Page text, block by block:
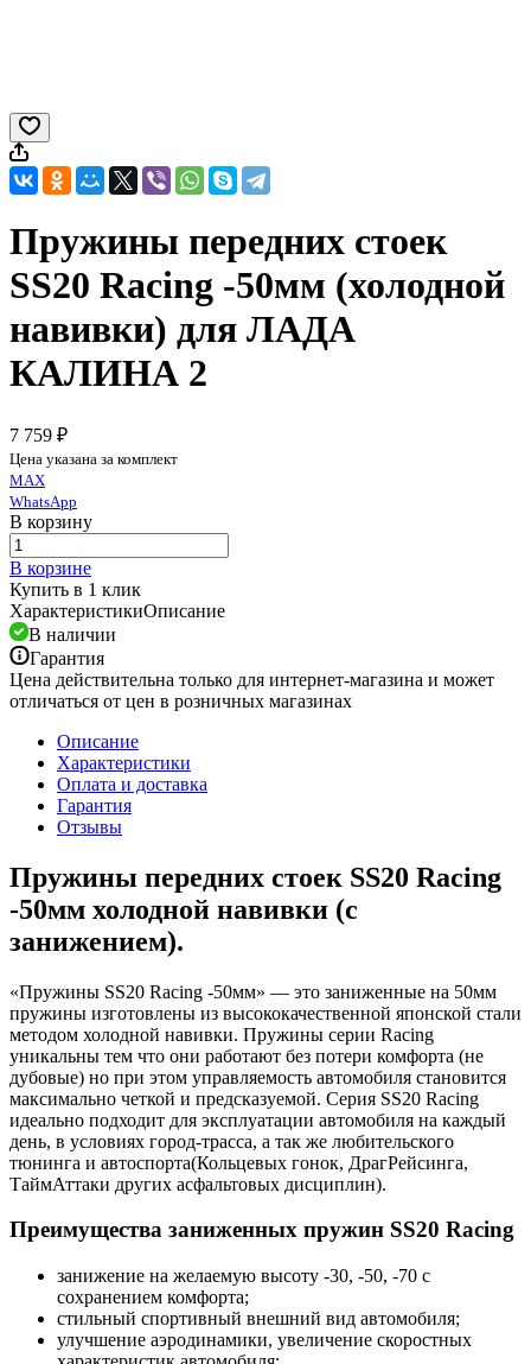
Пружины передних стоек
SS20 Racing -50мм (холодной
навивки) для ЛАДА
КАЛИНА 2
7 759 ₽
Цена указана за комплект
MAX
WhatsApp
В корзину
В корзине
Купить в 1 клик
ХарактеристикиОписание
В наличии
Гарантия
Цена действительна только для интернет-магазина и может
отличаться от цен в розничных магазинах
Описание
Характеристики
Оплата и доставка
Гарантия
Отзывы
Пружины передних стоек SS20 Racing
-50мм холодной навивки (с
занижением).
«Пружины SS20 Racing -50мм» — это заниженные на 50мм
пружины изготовлены из высококачественной японской стали
методом холодной навивки. Пружины серии Racing
уникальны тем что они работают без потери комфорта (не
дубовые) но при этом управляемость автомобиля становится
максимально четкой и предсказуемой. Серия SS20 Racing
идеально подходит для эксплуатации автомобиля на каждый
день, в условиях город-трасса, а так же любительского
тюнинга и автоспорта(Кольцевых гонок, ДрагРейсинга,
ТаймАттаки других асфальтовых дисциплин).
Преимущества заниженных пружин SS20 Racing
занижение на желаемую высоту -30, -50, -70 с
сохранением комфорта;
стильный спортивный внешний вид автомобиля;
улучшение аэродинамики, увеличение скоростных